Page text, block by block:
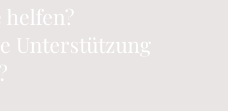
helfen?
Unterstützung